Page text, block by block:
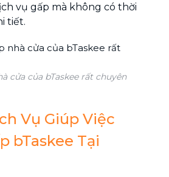
vụ gấp mà không có thời
tiết.
cửa của bTaskee rất chuyên
Vụ Giúp Việc
bTaskee Tại